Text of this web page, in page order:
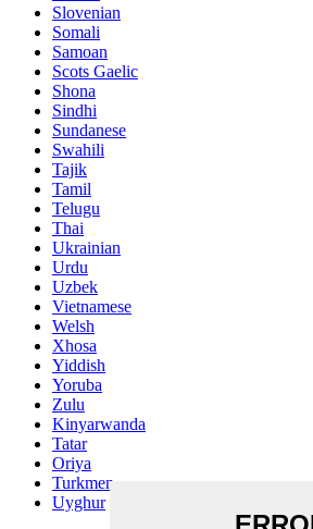
Slovenian
Somali
Samoan
Scots Gaelic
Shona
Sindhi
Sundanese
Swahili
Tajik
Tamil
Telugu
Thai
Ukrainian
Urdu
Uzbek
Vietnamese
Welsh
Xhosa
Yiddish
Yoruba
Zulu
Kinyarwanda
Tatar
Oriya
Turkmen
Uyghur